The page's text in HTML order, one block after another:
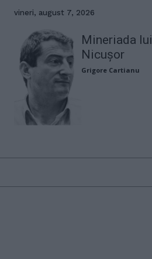
vineri, august 7, 2026
Mineriada lui
Nicușor
Grigore Cartianu